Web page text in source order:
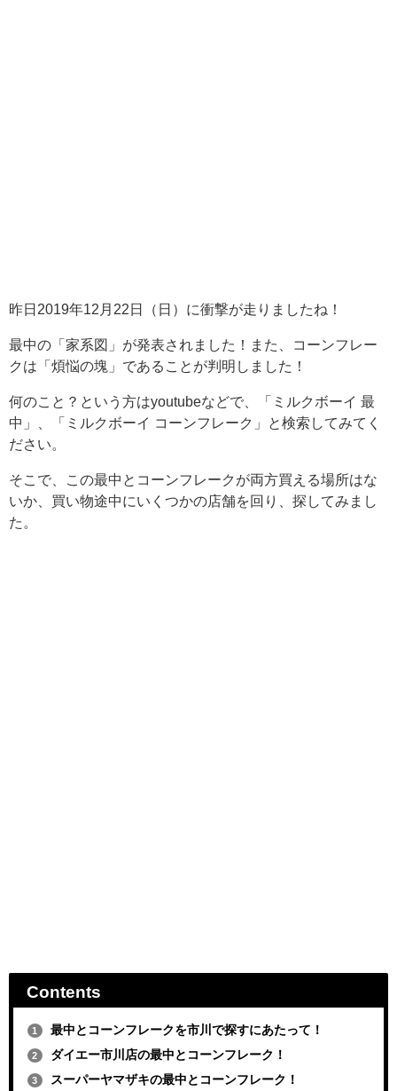
昨日2019年12月22日（日）に衝撃が走りましたね！
最中の「家系図」が発表されました！また、コーンフレー
クは「煩悩の塊」であることが判明しました！
何のこと？という方はyoutubeなどで、「ミルクボーイ 最
中」、「ミルクボーイ コーンフレーク」と検索してみてく
ださい。
そこで、この最中とコーンフレークが両方買える場所はな
いか、買い物途中にいくつかの店舗を回り、探してみまし
た。
Contents
1 最中とコーンフレークを市川で探すにあたって！
2 ダイエー市川店の最中とコーンフレーク！
3 スーパーヤマザキの最中とコーンフレーク！